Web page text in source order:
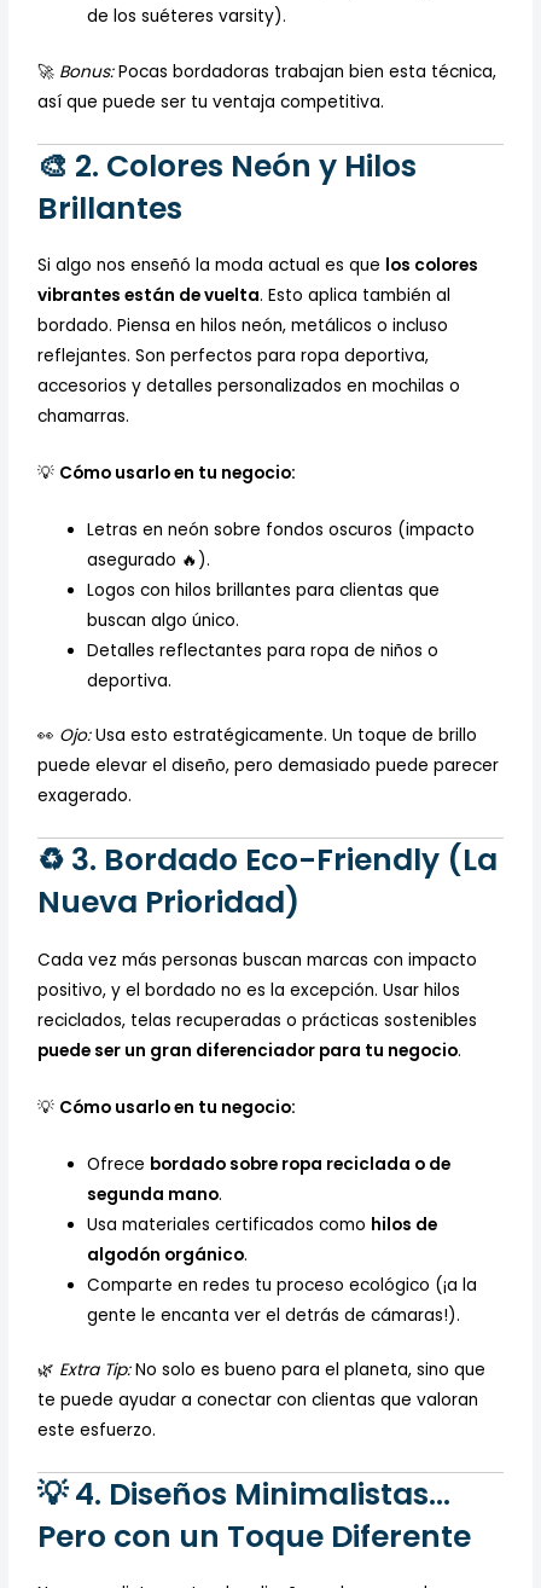
de los suéteres varsity).
🚀 Bonus:Pocas bordadoras trabajan bien esta técnica,
así que puede ser tu ventaja competitiva.
🎨 2. Colores Neón y Hilos
Brillantes
Si algo nos enseñó la moda actual es que los colores
vibrantes están de vuelta. Esto aplica también al
bordado. Piensa en hilos neón, metálicos o incluso
reflejantes. Son perfectos para ropa deportiva,
accesorios y detalles personalizados en mochilas o
chamarras.
💡 Cómo usarlo en tu negocio:
Letras en neón sobre fondos oscuros (impacto
asegurado 🔥).
Logos con hilos brillantes para clientas que
buscan algo único.
Detalles reflectantes para ropa de niños o
deportiva.
👀 Ojo:Usa esto estratégicamente. Un toque de brillo
puede elevar el diseño, pero demasiado puede parecer
exagerado.
♻️ 3. Bordado Eco-Friendly (La
Nueva Prioridad)
Cada vez más personas buscan marcas con impacto
positivo, y el bordado no es la excepción. Usar hilos
reciclados, telas recuperadas o prácticas sostenibles
puede ser un gran diferenciador para tu negocio.
💡 Cómo usarlo en tu negocio:
Ofrece bordado sobre ropa reciclada o de
segunda mano.
Usa materiales certificados como hilos de
algodón orgánico.
Comparte en redes tu proceso ecológico (¡a la
gente le encanta ver el detrás de cámaras!).
🌿 Extra Tip:No solo es bueno para el planeta, sino que
te puede ayudar a conectar con clientas que valoran
este esfuerzo.
💡 4. Diseños Minimalistas…
Pero con un Toque Diferente